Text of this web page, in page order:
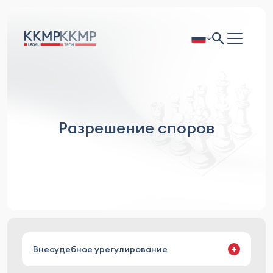
Разрешение споров
Внесудебное урегулирование